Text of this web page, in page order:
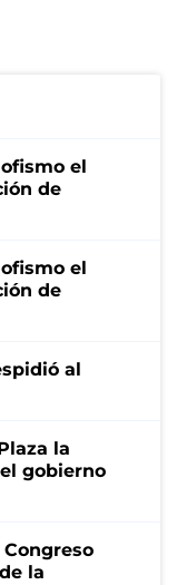
el
de
el
de
al
la
gobierno
la